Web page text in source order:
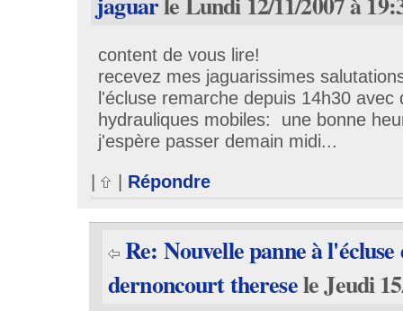
content de vous lire!
recevez mes jaguarissimes
l'écluse remarche depuis 14h30 avec
hydrauliques mobiles: une bonne
j'espère passer demain midi...
| Répondre
Re: Nouvelle panne à
dernoncourt theresele Jeudi